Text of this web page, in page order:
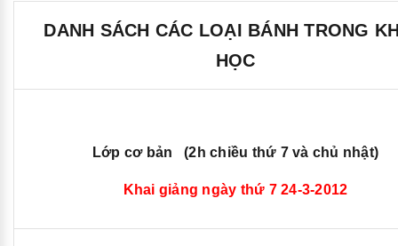
DANH SÁCH CÁC LOẠI BÁNH TRONG
HỌC
Lớp cơ bản (2h chiều thứ 7 và chủ nhật)
Khai giảng ngày thứ 7 24-3-2012